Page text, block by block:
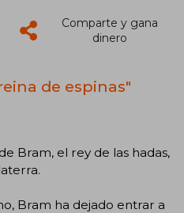
Comparte y gana
dinero
de espinas"
Bram, el rey de las hadas,
Bram ha dejado entrar a